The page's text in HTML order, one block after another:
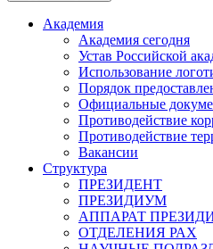
Академия
Академия сегодня
Устав Российской
Использование
Порядок
Официальные
Противодействие
Противодействие
Вакансии
Структура
ПРЕЗИДЕНТ
ПРЕЗИДИУМ
АППАРАТ
ОТДЕЛЕНИЯ РАХ